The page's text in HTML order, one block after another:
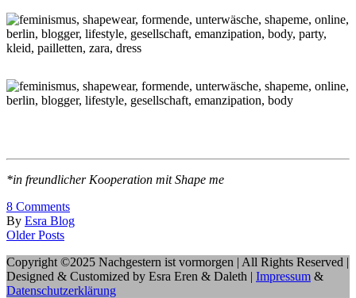
*in freundlicher Kooperation mit Shape me
8 Comments
By Esra Blog
Older Posts
Copyright ©2025 Nachgestern ist vormorgen | All Rights Reserved |
Designed & Customized by Esra Eren & Daleth | Impressum &
Datenschutzerklärung